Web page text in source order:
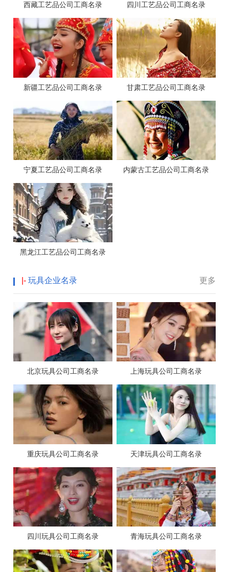
西藏工艺品公司工商名录 四川工艺品公司工商名录
新疆工艺品公司工商名录 甘肃工艺品公司工商名录
宁夏工艺品公司工商名录 内蒙古工艺品公司工商名录
黑龙江工艺品公司工商名录
更多
|- 玩具企业名录
北京玩具公司工商名录 上海玩具公司工商名录
重庆玩具公司工商名录 天津玩具公司工商名录
四川玩具公司工商名录 青海玩具公司工商名录